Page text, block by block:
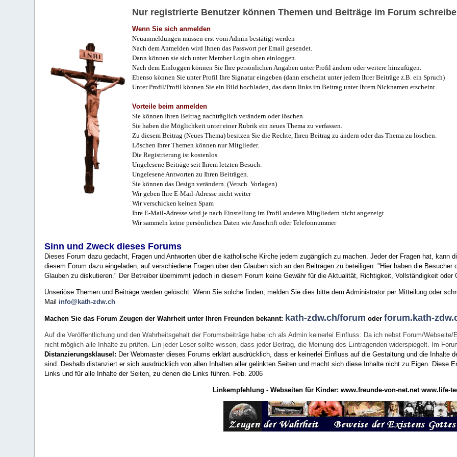
Nur registrierte Benutzer können Themen und Beiträge im Forum
Wenn Sie sich anmelden
Neuanmeldungen müssen erst vom Admin bestätigt werden
Nach dem Anmelden wird Ihnen das Passwort per Email gesendet.
Dann können sie sich unter Member Login oben einloggen.
Nach dem Einloggen können Sie Ihre persönlichen Angaben unter Profil ändern oder weitere hinzufügen.
Ebenso können Sie unter Profil Ihre Signatur eingeben (dann erscheint unter jedem Ihrer Beiträge z.B. ein Spruch)
Unter Profil/Profil können Sie ein Bild hochladen, das dann links im Beitrag unter Ihrem Nicknamen erscheint.
Vorteile beim anmelden
Sie können Ihren Beitrag nachträglich verändern oder löschen.
Sie haben die Möglichkeit unter einer Rubrik ein neues Thema zu verfassen.
Zu diesem Beitrag (Neues Thema) besitzen Sie die Rechte, Ihren Beitrag zu ändern oder das Thema zu löschen.
Löschen Ihrer Themen können nur Mitglieder.
Die Registrierung ist kostenlos
Ungelesene Beiträge seit Ihrem letzten Besuch.
Ungelesene Antworten zu Ihren Beiträgen.
Sie können das Design verändern. (Versch. Vorlagen)
Wir geben Ihre E-Mail-Adresse nicht weiter
Wir verschicken keinen Spam
Ihre E-Mail-Adresse wird je nach Einstellung im Profil anderen Mitgliedern nicht angezeigt.
Wir sammeln keine persönlichen Daten wie Anschrift oder Telefonnummer
Sinn und Zweck dieses Forums
Dieses Forum dazu gedacht, Fragen und Antworten über die katholische Kirche jedem zugänglich zu machen. Jeder der Fragen hat, kann
diesem Forum dazu eingeladen, auf verschiedene Fragen über den Glauben sich an den Beiträgen zu beteiligen. "Hier haben die
Glauben zu diskutieren." Der Betreiber übernimmt jedoch in diesem Forum keine Gewähr für die Aktualität, Richtigkeit, Vollständigkeit
Unseriöse Themen und Beiträge werden gelöscht. Wenn Sie solche finden, melden Sie dies bitte dem Administrator per Mitteilung oder
Mail info@kath-zdw.ch
Machen Sie das Forum Zeugen der Wahrheit unter Ihren Freunden bekannt: kath-zdw.ch/forum oderforum.kath-
Auf die Veröffentlichung und den Wahrheitsgehalt der Forumsbeiträge habe ich als Admin keinerlei Einfluss. Da ich nebst Forum/
nicht möglich alle Inhalte zu prüfen. Ein jeder Leser sollte wissen, dass jeder Beitrag, die Meinung des Eintragenden widerspiegelt. Im
Distanzierungsklausel: Der Webmaster dieses Forums erklärt ausdrücklich, dass er keinerlei Einfluss auf die Gestaltung und die Inhalte
sind. Deshalb distanziert er sich ausdrücklich von allen Inhalten aller gelinkten Seiten und macht sich diese Inhalte nicht zu Eigen.
Diese
Links und für alle Inhalte der Seiten, zu denen die Links führen.
Feb. 2006
Linkempfehlung - Webseiten für Kinder: www.freunde-von-net.net www.life-